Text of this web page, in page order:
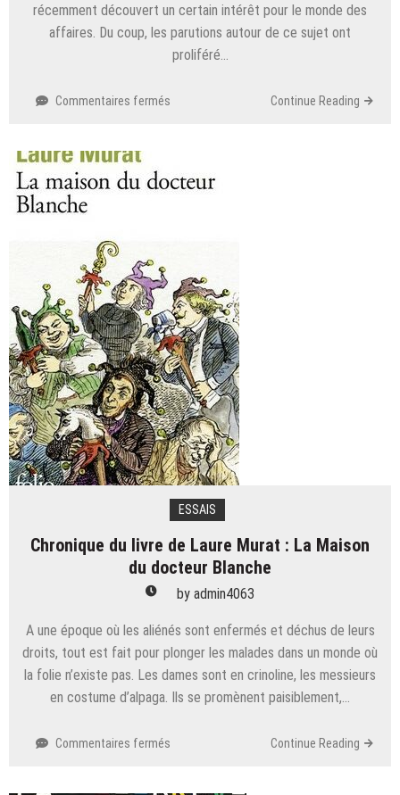
récemment découvert un certain intérêt pour le monde des
affaires. Du coup, les parutions autour de ce sujet ont
proliféré…
Commentaires fermés
livres
qui
Continue Reading
ESSAIS
Chronique du livre de Laure Murat : La Maison
du docteur Blanche
by admin4063
A une époque où les aliénés sont enfermés et déchus de leurs
droits, tout est fait pour plonger les malades dans un monde où
la folie n’existe pas. Les dames sont en crinoline, les messieurs
en costume d’alpaga. Ils se promènent paisiblement,…
Commentaires fermés Continue Reading